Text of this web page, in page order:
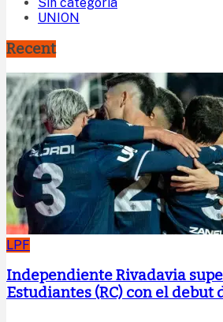
UNION
Recent
LPF
Independiente Rivadavia
Estudiantes (RC) con el debut